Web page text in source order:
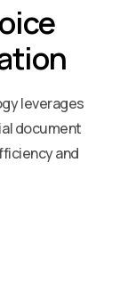
leverages
document
and